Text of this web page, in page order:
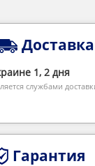
Доставка
1, 2 дня
службами
Гарантия